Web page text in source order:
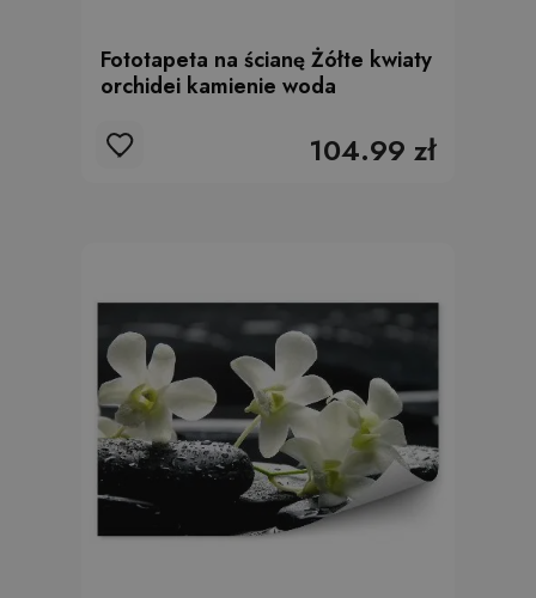
Fototapeta na ścianę Żółte kwiaty
orchidei kamienie woda
104.99 zł